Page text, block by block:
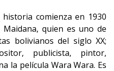
historia comienza en 1930
Maidana, quien es uno de
bolivianos del siglo XX;
publicista, pintor,
la película Wara Wara. Es